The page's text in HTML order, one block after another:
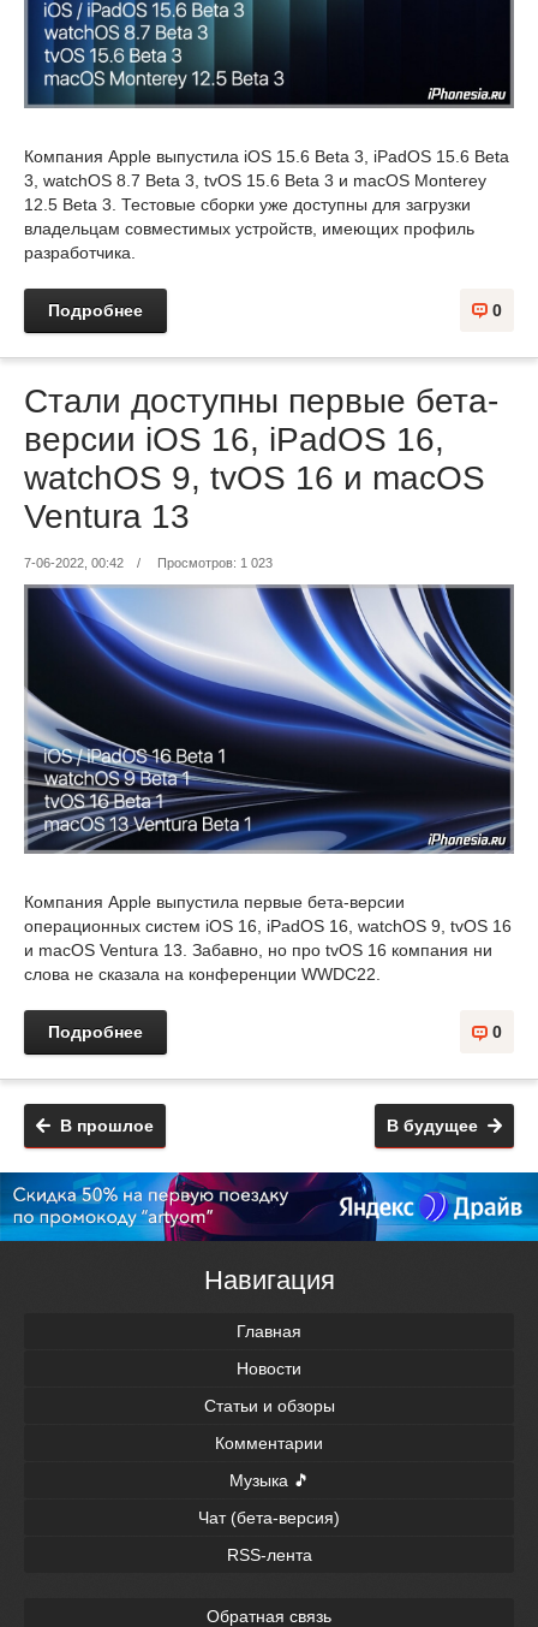
Компания Apple выпустила iOS 15.6 Beta 3, iPadOS 15.6 Beta
3, watchOS 8.7 Beta 3, tvOS 15.6 Beta 3 и macOS Monterey
12.5 Beta 3. Тестовые сборки уже доступны для загрузки
владельцам совместимых устройств, имеющих профиль
разработчика.
Подробнее 0
Стали доступны первые бета-
версии iOS 16, iPadOS 16,
watchOS 9, tvOS 16 и macOS
Ventura 13
7-06-2022, 00:42 / Просмотров: 1 023
Компания Apple выпустила первые бета-версии
операционных систем iOS 16, iPadOS 16, watchOS 9, tvOS 16
и macOS Ventura 13. Забавно, но про tvOS 16 компания ни
слова не сказала на конференции WWDC22.
Подробнее 0
В будущее
В прошлое
Навигация
Главная
Новости
Статьи и обзоры
Комментарии
Музыка 🎵
Чат (бета-версия)
RSS-лента
Обратная связь